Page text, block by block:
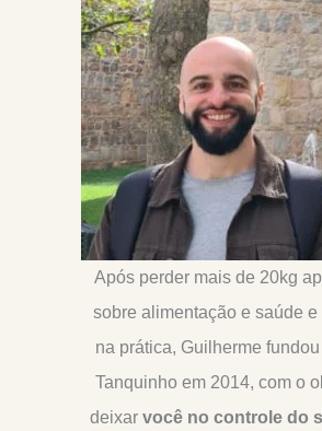
Após perder mais de 20kg
sobre alimentação e saúde
na prática, Guilherme
Tanquinho em 2014, com o
deixar você no controle do